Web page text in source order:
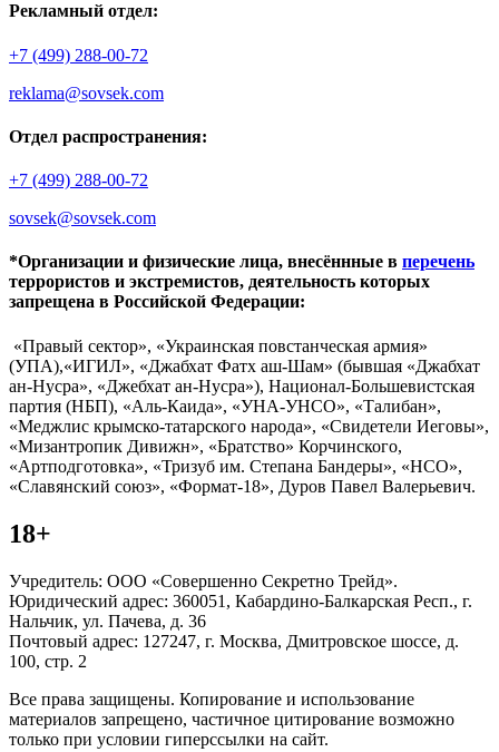
Рекламный отдел:
+7 (499) 288-00-72
reklama@sovsek.com
Отдел распространения:
+7 (499) 288-00-72
sovsek@sovsek.com
*Организации и физические лица, внесённные в перечень
террористов и экстремистов, деятельность которых
запрещена в Российской Федерации:
«Правый сектор», «Украинская повстанческая армия»
(УПА),«ИГИЛ», «Джабхат Фатх аш-Шам» (бывшая «Джабхат
ан-Нусра», «Джебхат ан-Нусра»), Национал-Большевистская
партия (НБП), «Аль-Каида», «УНА-УНСО», «Талибан»,
«Меджлис крымско-татарского народа», «Свидетели Иеговы»,
«Мизантропик Дивижн», «Братство» Корчинского,
«Артподготовка», «Тризуб им. Степана Бандеры», «НСО»,
«Славянский союз», «Формат-18», Дуров Павел Валерьевич.
18+
Учредитель: ООО «Совершенно Секретно Трейд».
Юридический адрес: 360051, Кабардино-Балкарская Респ., г.
Нальчик, ул. Пачева, д. 36
Почтовый адрес: 127247, г. Москва, Дмитровское шоссе, д.
100, стр. 2
Все права защищены. Копирование и использование
материалов запрещено, частичное цитирование возможно
только при условии гиперссылки на сайт.